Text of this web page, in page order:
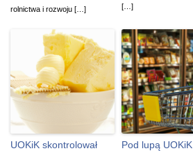
rolnictwa i rozwoju […]
[…]
UOKiK skontrolował
Pod lupą UOKiK